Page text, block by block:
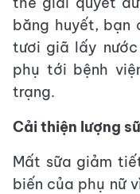
băng huyết, bạn
tươi giã lấy
phụ tới bệnh
trạng.
Cải thiện lượng
Mất sữa giảm
biến của phụ nữ